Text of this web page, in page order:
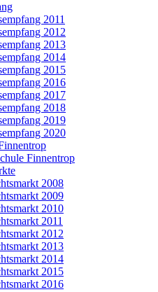
2011
2012
2013
2014
2015
2016
2017
2018
2019
2020
Finnentrop
2008
2009
2010
2011
2012
2013
2014
2015
2016